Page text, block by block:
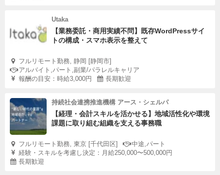
Utaka
【業務委託・商用実績不問】既存WordPressサイ
トの構成・スマホ表示を整えて
フルリモート勤務, 静岡 [静岡市]
アルバイト,パート,副業/パラレルキャリア
報酬の目安：時給3,000円
長期歓迎
持続社会連携推進機構 アース・シェルパ
【経理・会計スキルを活かせる】地域活性化や環境
課題に取り組む組織を支える事務職
フルリモート勤務, 東京 [千代田区]
中途,パート
経験・スキルを考慮し決定：月給250,000〜500,000円
長期歓迎